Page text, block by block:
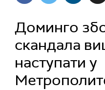
Доминго
скандала
наступати у